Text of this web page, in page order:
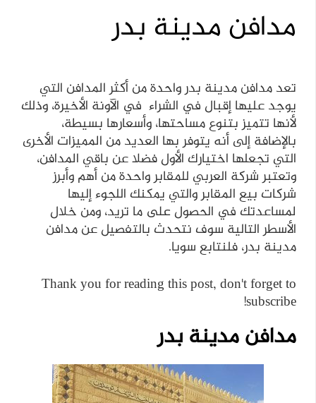
مدافن مدينة بدر
تعد مدافن مدينة بدر واحدة من أكثر المدافن التي
يوجد عليها إقبال في الشراء في الآونة الأخيرة، وذلك
لأنها تتميز بتنوع مساحتها، وأسعارها بسيطة،
بالإضافة إلى أنه يتوفر بها العديد من المميزات الأخرى
التي تجعلها اختيارك الأول فضلا عن باقي المدافن،
وتعتبر شركة العربي للمقابر واحدة من أهم وأبرز
شركات بيع المقابر والتي يمكنك اللجوء إليها
لمساعدتك في الحصول على ما تريد، ومن خلال
الأسطر التالية سوف نتحدث بالتفصيل عن مدافن
مدينة بدر، فلنتابع سويا.
Thank you for reading this post, don't forget to
subscribe!
مدافن مدينة بدر